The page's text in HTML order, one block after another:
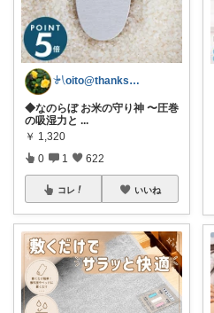
𓍯oito@thanks ꕮ…
◆なのらぼ お米の守り神 〜圧巻
の吸湿力と ...
￥ 1,320
0 1 622
コレ いいね